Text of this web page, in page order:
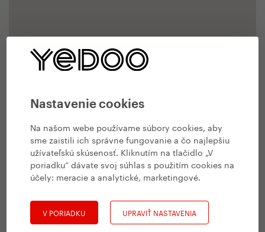
Nastavenie cookies
Na našom webe používame súbory cookies, aby
sme zaistili ich správne fungovanie a čo najlepšiu
užívateľskú skúsenosť. Kliknutím na tlačidlo „V
poriadku“ dávate svoj súhlas s použitím cookies na
účely: meracie a analytické, marketingové.
V PORIADKU UPRAVIŤ NASTAVENIA